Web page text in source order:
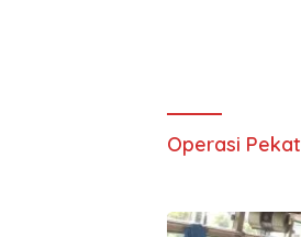
Operasi Pekat